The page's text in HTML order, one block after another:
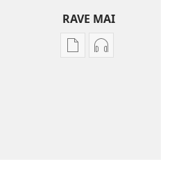
RAVE MAI
No
No